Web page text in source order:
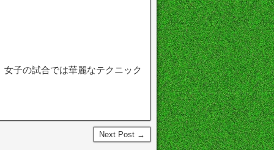
子の試合では華麗なテクニック
Next Post →